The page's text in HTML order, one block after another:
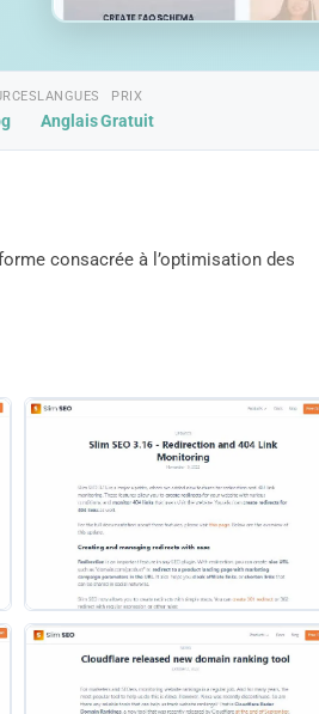
LANGUES
Anglais
PRIX
Gratuit
consacrée à l’optimisation des